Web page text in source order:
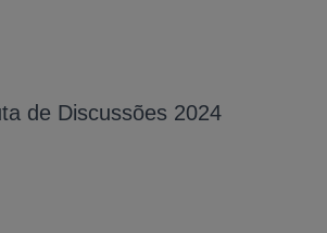
de Discussões 2024